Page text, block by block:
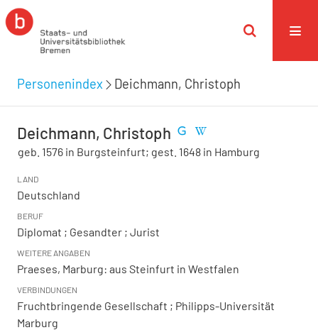
Personenindex Deichmann, Christoph
Deichmann, Christoph
geb. 1576 in Burgsteinfurt; gest. 1648 in Hamburg
LAND
Deutschland
BERUF
Diplomat ; Gesandter ; Jurist
WEITERE ANGABEN
Praeses, Marburg: aus Steinfurt in Westfalen
VERBINDUNGEN
Fruchtbringende Gesellschaft ; Philipps-Universität
Marburg